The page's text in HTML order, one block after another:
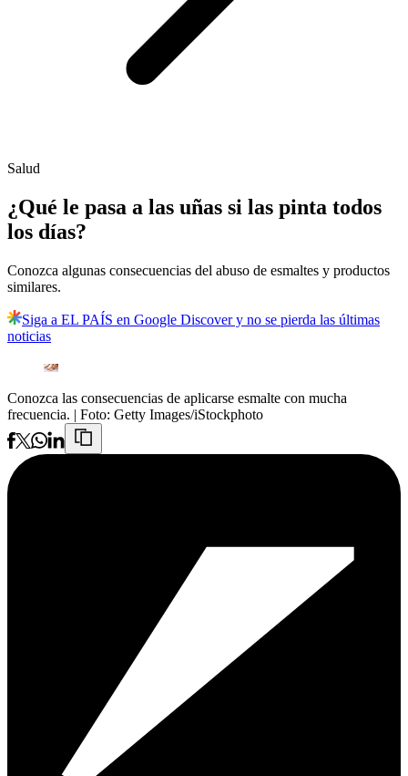
Salud
¿Qué le pasa a las uñas si las pinta todos
los días?
Conozca algunas consecuencias del abuso de esmaltes y productos
similares.
Siga a EL PAÍS en Google Discover y no se pierda las últimas
noticias
Conozca las consecuencias de aplicarse esmalte con mucha
frecuencia. | Foto: Getty Images/iStockphoto